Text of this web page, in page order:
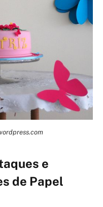
e
de Papel